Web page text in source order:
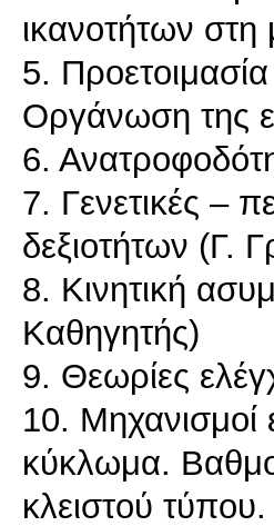
ικανοτήτων
5.
Οργάνωση της
6.
7. Γενετικές –
δεξιοτήτων (Γ.
8. Κινητική
Καθηγητής)
9. Θεωρίες
10. Μηχανισμοί
κύκλωμα.
κλειστού